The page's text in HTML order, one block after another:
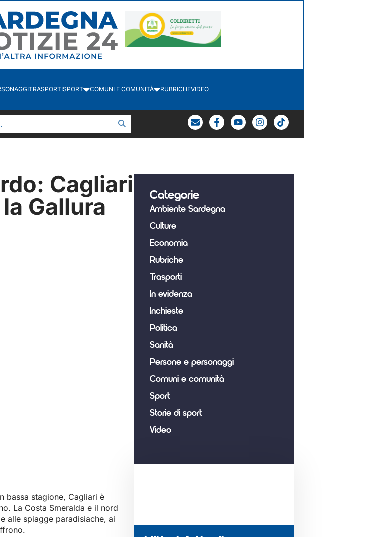
TRASPORTISPORT COMUNI E COMUNITÀ RUBRICHEVIDEO
Cagliari
Gallura
bassa stagione, Cagliari è
La Costa Smeralda e il nord
alle spiagge paradisiache, ai
Categorie
Ambiente Sardegna
Culture
Economia
Rubriche
Trasporti
In evidenza
Inchieste
Politica
Sanità
Persone e personaggi
Comuni e comunità
Sport
Storie di sport
Video